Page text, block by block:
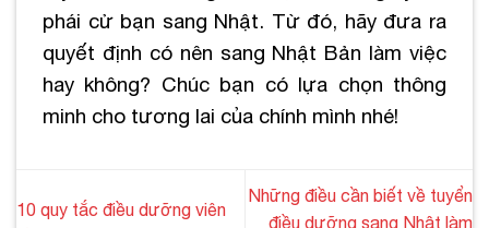
phái cử bạn sang Nhật. Từ đó, hãy đưa ra
quyết định có nên sang Nhật Bản làm việc
hay không? Chúc bạn có lựa chọn thông
minh cho tương lai của chính mình nhé!
10 quy tắc điều dưỡng viên
Những điều cần biết về tuyển
điều dưỡng sang Nhật làm